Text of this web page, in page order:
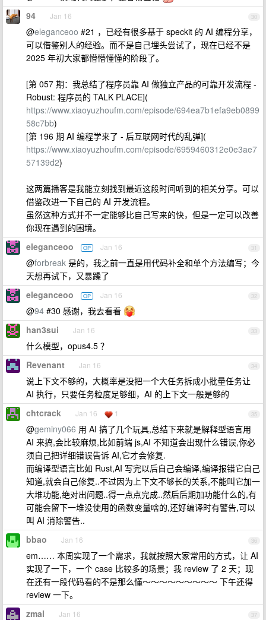
30
94 Jan 16
@eleganceoo #21 ，已经有很多基于 speckit 的 AI 编程分享，
可以借鉴别人的经验。而不是自己埋头尝试了，现在已经不是
2025 年初大家都懵懵懂懂的阶段了。
[第 057 期：我总结了程序员靠 AI 做独立产品的可靠开发流程 -
Robust: 程序员的 TALK PLACE](
https://www.xiaoyuzhoufm.com/episode/694ea7b1efa9eb0899
58c7bb)
[第 196 期 AI 编程学来了 - 后互联网时代的乱弹](
https://www.xiaoyuzhoufm.com/episode/6959460312e0e3ae7
57139d2)
这两篇播客是我能立刻找到最近这段时间听到的相关分享。可以
借鉴改进一下自己的 AI 开发流程。
虽然这种方式并不一定能够比自己写来的快，但是一定可以改善
你现在遇到的困境。
31
eleganceoo OP Jan 16
@forbreak 是的，我之前一直是用代码补全和单个方法编写；今
天想再试下，又暴躁了
32
eleganceoo OP Jan 16
@94 #30 感谢，我去看看
33
han3sui Jan 16
什么模型，opus4.5 ？
34
Revenant Jan 16
说上下文不够的，大概率是没把一个大任务拆成小批量任务让
AI 执行，只要任务粒度足够细，AI 的上下文一般是够的
35
chtcrack Jan 16 1
@geminy066 用 AI 搞了几个玩具,总结下来就是解释型语言用
AI 来搞,会比较麻烦,比如前端 js,AI 不知道会出现什么错误,你必
须自己把详细错误告诉 AI,它才会修复.
而编译型语言比如 Rust,AI 写完以后自己会编译,编译报错它自己
知道,就会自己修复..不过因为上下文不够长的关系,不能叫它加一
大堆功能,绝对出问题..得一点点完成..然后后期加功能什么的,有
可能会留下一堆没使用的函数变量啥的,还好编译时有警告,可以
叫 AI 消除警告..
36
bbao Jan 16
em…… 本周实现了一个需求，我就按照大家常用的方式，让 AI
实现了一下，一个 case 比较多的场景；我 review 了 2 天；现
在还有一段代码看的不是那么懂～～～～～～～～～ 下午还得
review 一下。
37
zmal Jan 16